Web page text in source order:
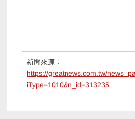
新聞來源：
https://greatnews.com.tw/
iType=1010&n_id=313235